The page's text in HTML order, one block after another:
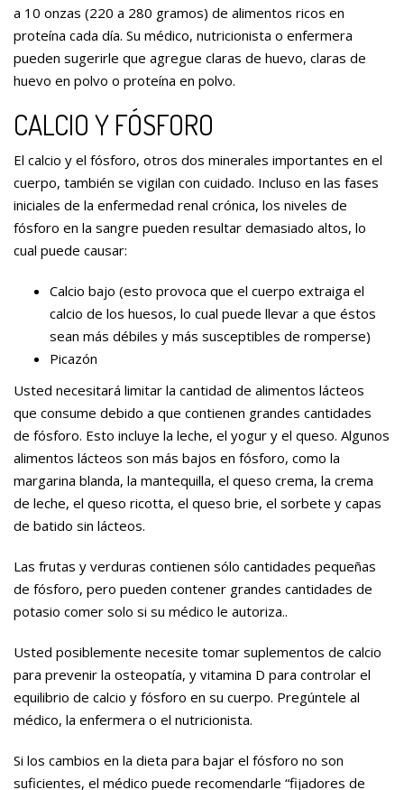
a 10 onzas (220 a 280 gramos) de alimentos ricos en
proteína cada día. Su médico, nutricionista o enfermera
pueden sugerirle que agregue claras de huevo, claras de
huevo en polvo o proteína en polvo.
CALCIO Y FÓSFORO
El calcio y el fósforo, otros dos minerales importantes en el
cuerpo, también se vigilan con cuidado. Incluso en las fases
iniciales de la enfermedad renal crónica, los niveles de
fósforo en la sangre pueden resultar demasiado altos, lo
cual puede causar:
Calcio bajo (esto provoca que el cuerpo extraiga el
calcio de los huesos, lo cual puede llevar a que éstos
sean más débiles y más susceptibles de romperse)
Picazón
Usted necesitará limitar la cantidad de alimentos lácteos
que consume debido a que contienen grandes cantidades
de fósforo. Esto incluye la leche, el yogur y el queso. Algunos
alimentos lácteos son más bajos en fósforo, como la
margarina blanda, la mantequilla, el queso crema, la crema
de leche, el queso ricotta, el queso brie, el sorbete y capas
de batido sin lácteos.
Las frutas y verduras contienen sólo cantidades pequeñas
de fósforo, pero pueden contener grandes cantidades de
potasio comer solo si su médico le autoriza..
Usted posiblemente necesite tomar suplementos de calcio
para prevenir la osteopatía, y vitamina D para controlar el
equilibrio de calcio y fósforo en su cuerpo. Pregúntele al
médico, la enfermera o el nutricionista.
Si los cambios en la dieta para bajar el fósforo no son
suficientes, el médico puede recomendarle “fijadores de